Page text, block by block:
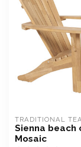
TRADITIONAL
Sienna beach
Mosaic